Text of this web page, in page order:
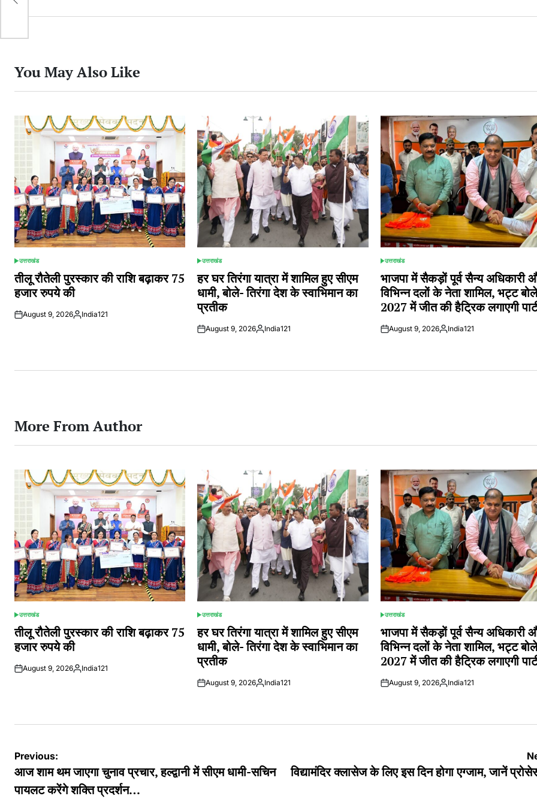
You May Also Like
POSTED
IN
उत्तराखंड
तीलू रौतेली पुरस्कार की राशि बढ़ाकर 75
हजार रुपये की
August 9, 2026Posted
India121
POSTED
IN
उत्तराखंड
हर घर तिरंगा यात्रा में शामिल हुए सीएम
धामी, बोले- तिरंगा देश के स्वाभिमान का
प्रतीक
August 9, 2026Posted
India121
POSTED
उत्तराखंड
भाजपा में सैकड़ों पूर्व सैन्य अधिकारी
विभिन्न दलों के नेता शामिल, भट्ट
2027 में जीत की हैट्रिक लगाएगी
August 9, 2026Posted
India121
More From Author
POSTED
IN
उत्तराखंड
तीलू रौतेली पुरस्कार की राशि बढ़ाकर 75
हजार रुपये की
August 9, 2026Posted
India121
POSTED
IN
उत्तराखंड
हर घर तिरंगा यात्रा में शामिल हुए सीएम
धामी, बोले- तिरंगा देश के स्वाभिमान का
प्रतीक
August 9, 2026Posted
India121
POSTED
उत्तराखंड
भाजपा में सैकड़ों पूर्व सैन्य अधिकारी
विभिन्न दलों के नेता शामिल, भट्ट
2027 में जीत की हैट्रिक लगाएगी
August 9, 2026Posted
India121
Post
navigation
Previous:
आज शाम थम जाएगा चुनाव प्रचार, हल्द्वानी में सीएम धामी-सचिन
पायलट करेंगे शक्ति प्रदर्शन…
विद्यामंदिर क्लासेज के लिए इस दिन होगा एग्जाम, जानें